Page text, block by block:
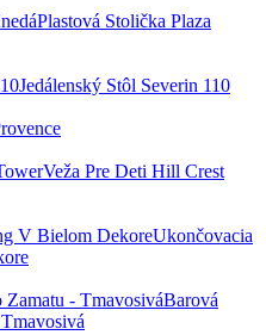
Plastová Stolička Plaza
Jedálenský Stôl Severin 110
Veža Pre Deti Hill Crest
Ukončovacia
Barová